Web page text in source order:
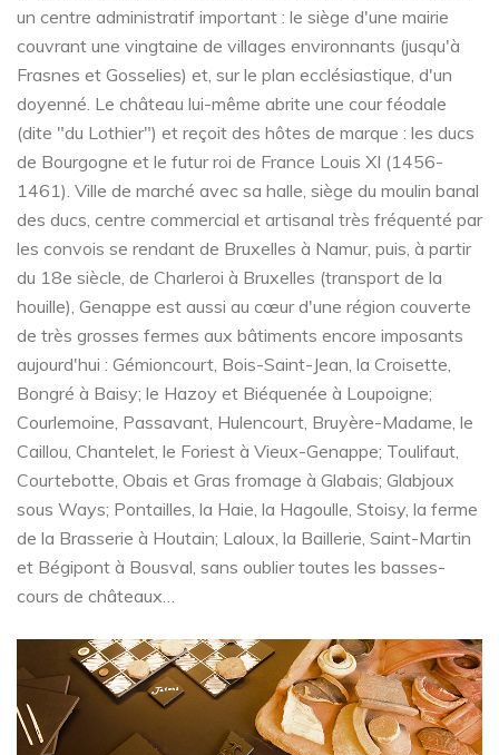
un centre administratif important : le siège d'une mairie
couvrant une vingtaine de villages environnants (jusqu'à
Frasnes et Gosselies) et, sur le plan ecclésiastique, d'un
doyenné. Le château lui-même abrite une cour féodale
(dite "du Lothier") et reçoit des hôtes de marque : les ducs
de Bourgogne et le futur roi de France Louis XI (1456-
1461). Ville de marché avec sa halle, siège du moulin banal
des ducs, centre commercial et artisanal très fréquenté par
les convois se rendant de Bruxelles à Namur, puis, à partir
du 18e siècle, de Charleroi à Bruxelles (transport de la
houille), Genappe est aussi au cœur d'une région couverte
de très grosses fermes aux bâtiments encore imposants
aujourd'hui : Gémioncourt, Bois-Saint-Jean, la Croisette,
Bongré à Baisy; le Hazoy et Biéquenée à Loupoigne;
Courlemoine, Passavant, Hulencourt, Bruyère-Madame, le
Caillou, Chantelet, le Foriest à Vieux-Genappe; Toulifaut,
Courtebotte, Obais et Gras fromage à Glabais; Glabjoux
sous Ways; Pontailles, la Haie, la Hagoulle, Stoisy, la ferme
de la Brasserie à Houtain; Laloux, la Baillerie, Saint-Martin
et Bégipont à Bousval, sans oublier toutes les basses-
cours de châteaux…